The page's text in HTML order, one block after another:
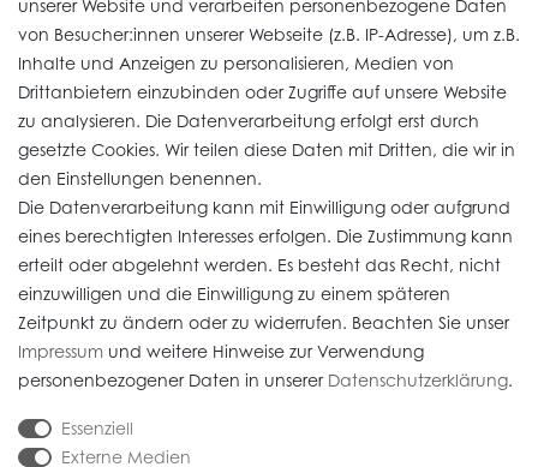
Vertrag widerrufen
Informationen
Widerrufs­recht
Impressum
AGB
unserer Website und verarbeiten personenbezogene Daten
von Besucher:innen unserer Webseite (z.B. IP-Adresse), um z.B.
Inhalte und Anzeigen zu personalisieren, Medien von
Drittanbietern einzubinden oder Zugriffe auf unsere Website
zu analysieren. Die Datenverarbeitung erfolgt erst durch
gesetzte Cookies. Wir teilen diese Daten mit Dritten, die wir in
den Einstellungen benennen.
Die Datenverarbeitung kann mit Einwilligung oder aufgrund
eines berechtigten Interesses erfolgen. Die Zustimmung kann
erteilt oder abgelehnt werden. Es besteht das Recht, nicht
einzuwilligen und die Einwilligung zu einem späteren
Zeitpunkt zu ändern oder zu widerrufen. Beachten Sie unser
Impressum und weitere Hinweise zur Verwendung
personenbezogener Daten in unserer Daten­schutz­erklärung.
Essenziell
Externe Medien